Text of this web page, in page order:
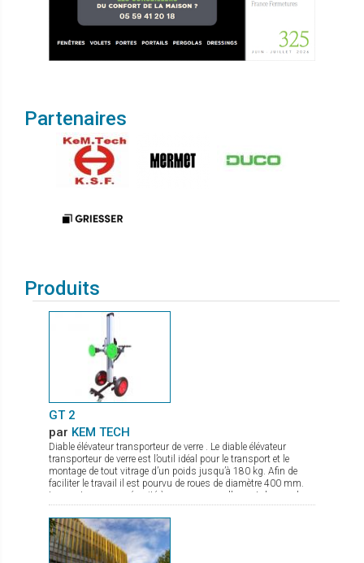
Partenaires
Produits
GT 2
par KEM TECH
Diable élévateur transporteur de verre . Le diable élévateur
transporteur de verre est l’outil idéal pour le transport et le
montage de tout vitrage d’un poids jusqu’à 180 kg. Afin de
faciliter le travail il est pourvu de roues de diamètre 400 mm.
Les ventouses se sécurité à pompe manuelle sont de grand
diamètre. Le palonnier porte verre permet une rotation complète
du verre, et de par sa conception compacte même en charge
peut passer par des portes. La mise en action sur chantier se
fait en quelques secondes. Il est de plus pourvu d’un frein de
parking.